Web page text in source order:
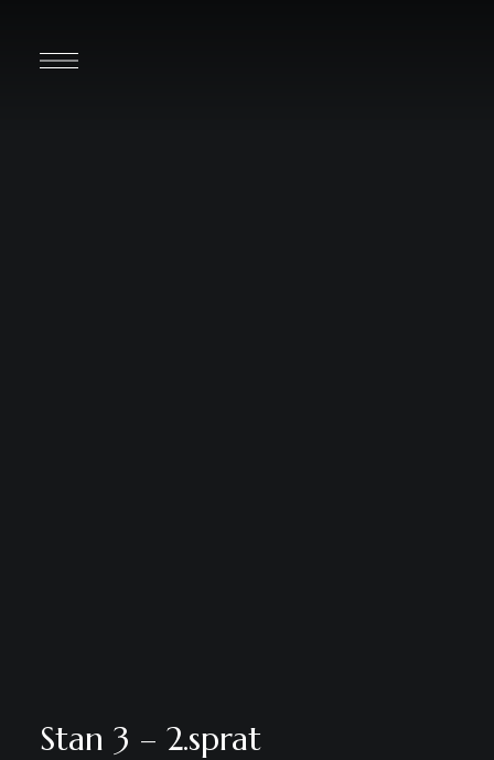
Stan 3 – 2.sprat